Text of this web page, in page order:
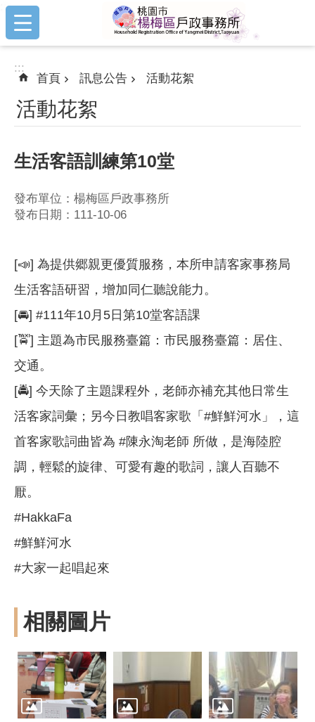
跳到主要內容區塊
:::
:::
首頁 訊息公告 活動花絮
活動花絮
生活客語訓練第10堂
發布單位：楊梅區戶政事務所
發布日期：111-10-06
[📣] 為提供郷親更優質服務，本所申請客家事務局
生活客語研習，增加同仁聽說能力。
[🚘] #111年10月5日第10堂客語課
[🚖] 主題為市民服務臺篇：市民服務臺篇：居住、
交通。
[🚔] 今天除了主題課程外，老師亦補充其他日常生
活客家詞彙；另今日教唱客家歌「#鮮鮮河水」，這
首客家歌詞曲皆為 #陳永淘老師 所做，是海陸腔
調，輕鬆的旋律、可愛有趣的歌詞，讓人百聽不
厭。
#HakkaFa
#鮮鮮河水
#大家一起唱起來
相關圖片